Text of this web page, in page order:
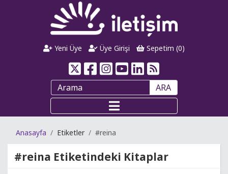
Yeni Üye Üye Girişi Sepetim (0)
ARA
Anasayfa Etiketler #reina
#reina Etiketindeki Kitaplar